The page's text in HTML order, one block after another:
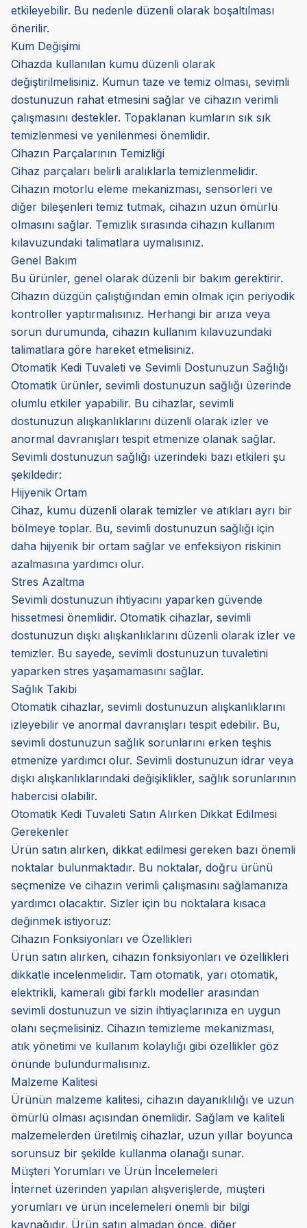
etkileyebilir. Bu nedenle düzenli olarak boşaltılması
önerilir.
Kum Değişimi
Cihazda kullanılan kumu düzenli olarak
değiştirilmelisiniz. Kumun taze ve temiz olması, sevimli
dostunuzun rahat etmesini sağlar ve cihazın verimli
çalışmasını destekler. Topaklanan kumların sık sık
temizlenmesi ve yenilenmesi önemlidir.
Cihazın Parçalarının Temizliği
Cihaz parçaları belirli aralıklarla temizlenmelidir.
Cihazın motorlu eleme mekanizması, sensörleri ve
diğer bileşenleri temiz tutmak, cihazın uzun ömürlü
olmasını sağlar. Temizlik sırasında cihazın kullanım
kılavuzundaki talimatlara uymalısınız.
Genel Bakım
Bu ürünler, genel olarak düzenli bir bakım gerektirir.
Cihazın düzgün çalıştığından emin olmak için periyodik
kontroller yaptırmalısınız. Herhangi bir arıza veya
sorun durumunda, cihazın kullanım kılavuzundaki
talimatlara göre hareket etmelisiniz.
Otomatik Kedi Tuvaleti ve Sevimli Dostunuzun Sağlığı
Otomatik ürünler, sevimli dostunuzun sağlığı üzerinde
olumlu etkiler yapabilir. Bu cihazlar, sevimli
dostunuzun alışkanlıklarını düzenli olarak izler ve
anormal davranışları tespit etmenize olanak sağlar.
Sevimli dostunuzun sağlığı üzerindeki bazı etkileri şu
şekildedir:
Hijyenik Ortam
Cihaz, kumu düzenli olarak temizler ve atıkları ayrı bir
bölmeye toplar. Bu, sevimli dostunuzun sağlığı için
daha hijyenik bir ortam sağlar ve enfeksiyon riskinin
azalmasına yardımcı olur.
Stres Azaltma
Sevimli dostunuzun ihtiyacını yaparken güvende
hissetmesi önemlidir. Otomatik cihazlar, sevimli
dostunuzun dışkı alışkanlıklarını düzenli olarak izler ve
temizler. Bu sayede, sevimli dostunuzun tuvaletini
yaparken stres yaşamamasını sağlar.
Sağlık Takibi
Otomatik cihazlar, sevimli dostunuzun alışkanlıklarını
izleyebilir ve anormal davranışları tespit edebilir. Bu,
sevimli dostunuzun sağlık sorunlarını erken teşhis
etmenize yardımcı olur. Sevimli dostunuzun idrar veya
dışkı alışkanlıklarındaki değişiklikler, sağlık sorunlarının
habercisi olabilir.
Otomatik Kedi Tuvaleti Satın Alırken Dikkat Edilmesi
Gerekenler
Ürün satın alırken, dikkat edilmesi gereken bazı önemli
noktalar bulunmaktadır. Bu noktalar, doğru ürünü
seçmenize ve cihazın verimli çalışmasını sağlamanıza
yardımcı olacaktır. Sizler için bu noktalara kısaca
değinmek istiyoruz:
Cihazın Fonksiyonları ve Özellikleri
Ürün satın alırken, cihazın fonksiyonları ve özellikleri
dikkatle incelenmelidir. Tam otomatik, yarı otomatik,
elektrikli, kameralı gibi farklı modeller arasından
sevimli dostunuzun ve sizin ihtiyaçlarınıza en uygun
olanı seçmelisiniz. Cihazın temizleme mekanizması,
atık yönetimi ve kullanım kolaylığı gibi özellikler göz
önünde bulundurmalısınız.
Malzeme Kalitesi
Ürünün malzeme kalitesi, cihazın dayanıklılığı ve uzun
ömürlü olması açısından önemlidir. Sağlam ve kaliteli
malzemelerden üretilmiş cihazlar, uzun yıllar boyunca
sorunsuz bir şekilde kullanma olanağı sunar.
Müşteri Yorumları ve Ürün İncelemeleri
İnternet üzerinden yapılan alışverişlerde, müşteri
yorumları ve ürün incelemeleri önemli bir bilgi
kaynağıdır. Ürün satın almadan önce, diğer